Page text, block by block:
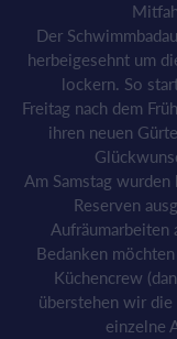
Der
herbeigesehnt um
lockern. So
Freitag nach dem
ihren neuen
Am Samstag
Reserven
Aufräumarbeiten
Bedanken
Küchencrew
überstehen wir
einzelne